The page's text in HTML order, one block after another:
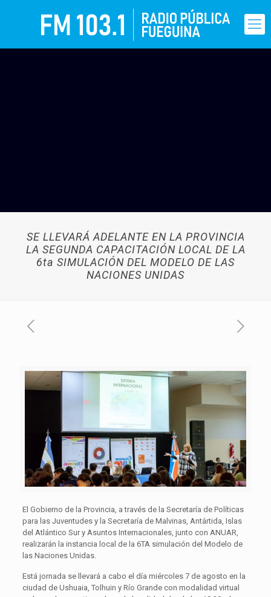
SE LLEVARÁ ADELANTE EN LA PROVINCIA
LA SEGUNDA CAPACITACIÓN LOCAL DE LA
6ta SIMULACIÓN DEL MODELO DE LAS
NACIONES UNIDAS
El Gobierno de la Provincia, a través de la Secretaría de Políticas
para las Juventudes y la Secretaría de Malvinas, Antártida, Islas
del Atlántico Sur y Asuntos Internacionales, junto con ANUAR,
realizarán la instancia local de la 6TA simulación del Modelo de
las Naciones Unidas.
Está jornada se llevará a cabo el día miércoles 7 de agosto en la
ciudad de Ushuaia, Tolhuin y Río Grande con modalidad virtual